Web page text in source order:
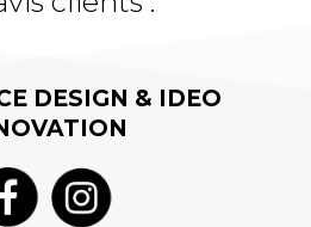
DESIGN & IDEO